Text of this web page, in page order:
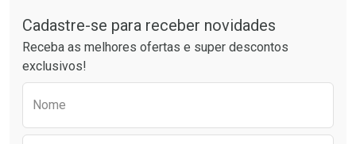
Por R$ 76,94/cada
Por R$ 49,89/cada
Cadastre-se para receber novidades
Receba as melhores ofertas e super descontos
exclusivos!
Nome